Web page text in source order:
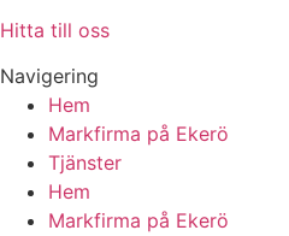
Hitta till oss
Navigering
Hem
Markfirma på Ekerö
Tjänster
Hem
Markfirma på Ekerö